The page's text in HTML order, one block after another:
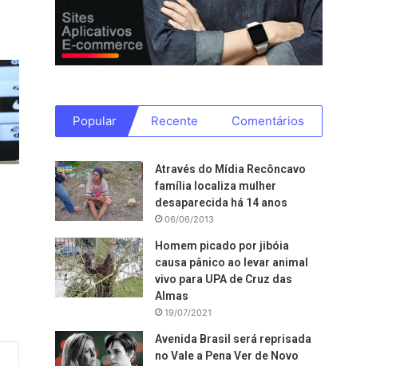
Popular Recente Comentários
Através do Mídia Recôncavo
família localiza mulher
desaparecida há 14 anos
06/06/2013
Homem picado por jibóia
causa pânico ao levar animal
vivo para UPA de Cruz das
Almas
19/07/2021
Avenida Brasil será reprisada
no Vale a Pena Ver de Novo